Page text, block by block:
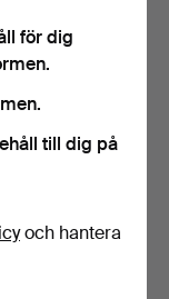
för dig
till dig på
och hantera